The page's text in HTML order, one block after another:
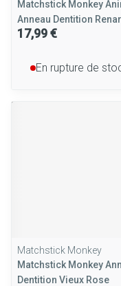
Matchstick Monkey
Anneau Dentition
17,99 €
En rupture de
Matchstick Monkey
Matchstick Monkey
Dentition Vieux Rose